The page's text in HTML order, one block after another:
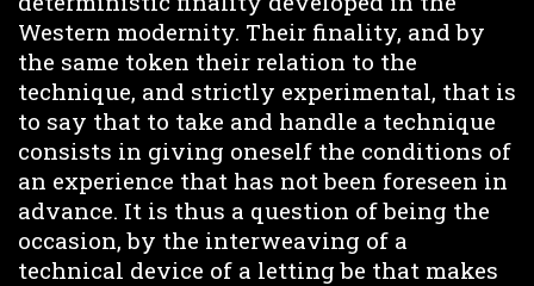
Western modernity. Their finality, and by
the same token their relation to the
technique, and strictly experimental, that is
to say that to take and handle a technique
consists in giving oneself the conditions of
an experience that has not been foreseen in
advance. It is thus a question of being the
occasion, by the interweaving of a
technical device of a letting be that makes